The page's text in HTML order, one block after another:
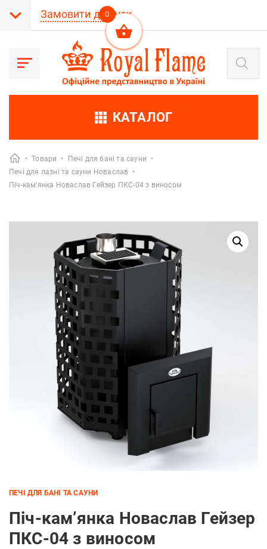
Замовити дзвінок
Пошук
товарів
КАТАЛОГ
• Товари • Печі для бані та сауни
•
Печі для лазні та сауни Новаслав
•
Піч-кам’янка Новаслав Гейзер ПКС-04 з виносом
ПЕЧІ ДЛЯ БАНІ ТА САУНИ
Піч-кам’янка Новаслав Гейзер
ПКС-04 з виносом
0